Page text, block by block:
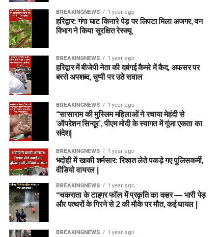
BREAKINGNEWS 1 year ago
हरिद्वार: गंगा घाट किनारे पेड़ पर लिपटा मिला अजगर, वन
विभाग ने किया सुरक्षित रेस्क्यू
BREAKINGNEWS 1 year ago
हरिद्वार में बीजेपी नेता की दबंगई कैमरे में कैद, अफसर पर
बरसे अपशब्द, चुप्पी पर उठे सवाल
BREAKINGNEWS 1 year ago
“सासाराम की मुस्लिम महिलाओं ने रचाया मेहंदी से
‘ऑपरेशन सिन्दूर’, पीएम मोदी के स्वागत में गूंजा एकता का
संदेश|
BREAKINGNEWS 1 year ago
भदोही में खाकी शर्मसार: रिश्वत लेते पकड़े गए पुलिसकर्मी,
वीडियो वायरल |
BREAKINGNEWS 1 year ago
“चकराता के टाइगर फॉल में प्रकृति का कहर — भारी पेड़
और पत्थरों के गिरने से 2 की मौके पर मौत, कई घायल |
BREAKINGNEWS 1 year ago